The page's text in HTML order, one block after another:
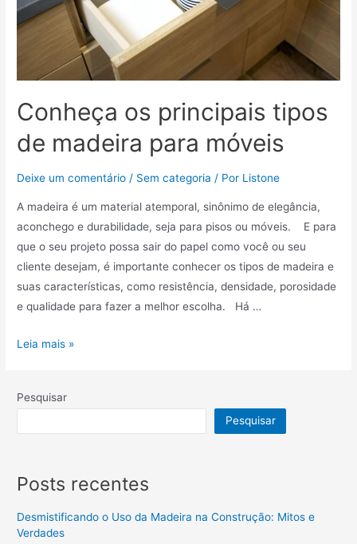
Conheça os principais tipos
de madeira para móveis
Deixe um comentário / Sem categoria / Por Listone
A madeira é um material atemporal, sinônimo de elegância,
aconchego e durabilidade, seja para pisos ou móveis. E para
que o seu projeto possa sair do papel como você ou seu
cliente desejam, é importante conhecer os tipos de madeira e
suas características, como resistência, densidade, porosidade
e qualidade para fazer a melhor escolha. Há …
Leia mais »
Pesquisar
Pesquisar
Posts recentes
Desmistificando o Uso da Madeira na Construção: Mitos e
Verdades